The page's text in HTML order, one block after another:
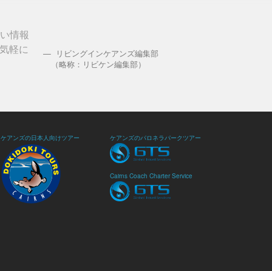
情報
軽に
リビングインケアンズ編集部
（略称：リビケン編集部）
ケアンズの日本人向けツアー ケアンズのパロネラパークツアー
Cairns Coach Charter Service